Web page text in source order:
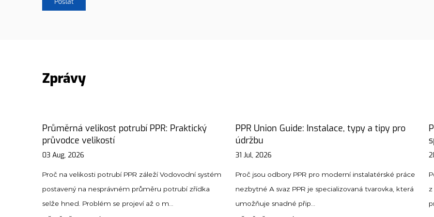
Zprávy
systém
PPR Union Guide: Instalace, typy a tipy pro
údržbu
31 Jul, 2026
Proč jsou odbory PPR pro moderní instalatérské práce
nezbytné A svaz PPR je specializovaná tvarovka, která
umožňuje snadné přip...
Průvodce materiálem potrubí: Jak vybrat
správný typ pro váš projekt
20 Jul, 2026
Porucha potrubí jen zřídka pochází ze smůly. Pochází
z materiálu vybraného pro špatnou práci – měď
prochází kyselou půdou, PVC překračuje svůj t...